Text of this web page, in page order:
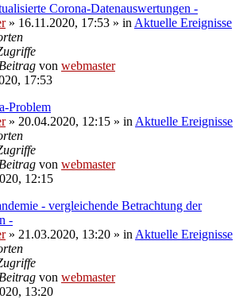
Corona-Datenauswertungen -
» 16.11.2020, 17:53 » in Aktuelle Ereignisse
von webmaster
17:53
Problem
» 20.04.2020, 12:15 » in Aktuelle Ereignisse
von webmaster
12:15
- vergleichende Betrachtung der
-
» 21.03.2020, 13:20 » in Aktuelle Ereignisse
von webmaster
13:20